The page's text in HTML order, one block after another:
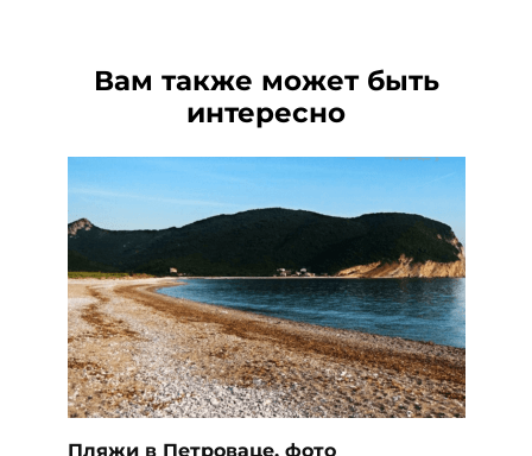
Вам также может быть
интересно
Пляжи в Петроваце, фото